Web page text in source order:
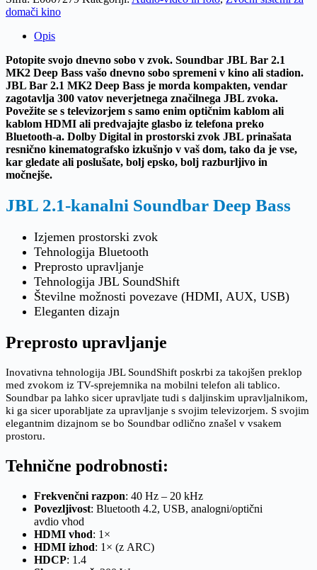
domači kino
Opis
Potopite svojo dnevno sobo v zvok. Soundbar JBL Bar 2.1
MK2 Deep Bass vašo dnevno sobo spremeni v kino ali stadion.
JBL Bar 2.1 MK2 Deep Bass je morda kompakten, vendar
zagotavlja 300 vatov neverjetnega značilnega JBL zvoka.
Povežite se s televizorjem s samo enim optičnim kablom ali
kablom HDMI ali predvajajte glasbo iz telefona preko
Bluetooth-a. Dolby Digital in prostorski zvok JBL prinašata
resnično kinematografsko izkušnjo v vaš dom, tako da je vse,
kar gledate ali poslušate, bolj epsko, bolj razburljivo in
močnejše.
JBL 2.1-kanalni Soundbar Deep Bass
Izjemen prostorski zvok
Tehnologija Bluetooth
Preprosto upravljanje
Tehnologija JBL SoundShift
Številne možnosti povezave (HDMI, AUX, USB)
Eleganten dizajn
Preprosto upravljanje
Inovativna tehnologija JBL SoundShift poskrbi za takojšen preklop
med zvokom iz TV-sprejemnika na mobilni telefon ali tablico.
Soundbar pa lahko sicer upravljate tudi s daljinskim upravljalnikom,
ki ga sicer uporabljate za upravljanje s svojim televizorjem. S svojim
elegantnim dizajnom se bo Soundbar odlično znašel v vsakem
prostoru.
Tehnične podrobnosti:
Frekvenčni razpon: 40 Hz – 20 kHz
Povezljivost: Bluetooth 4.2, USB, analogni/optični
avdio vhod
HDMI vhod: 1×
HDMI izhod: 1× (z ARC)
HDCP: 1.4